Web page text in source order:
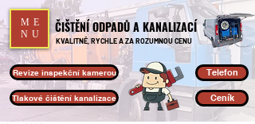
ME
NU
ČIŠTĚNÍ ODPADŮ A KANALIZACÍ
KVALITNĚ, RYCHLE A ZA ROZUMNOU CENU
Revize inspekční kamerou
Tlakové čištění kanalizace
Telefon
Ceník